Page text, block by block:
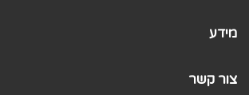
מידע
צור קשר